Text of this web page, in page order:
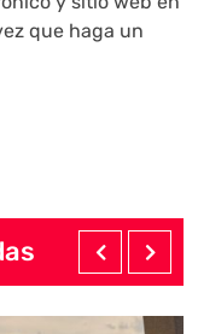
que haga un